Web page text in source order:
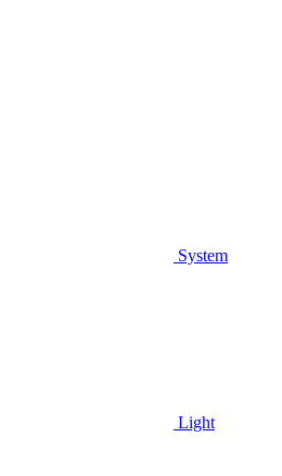
System
Light